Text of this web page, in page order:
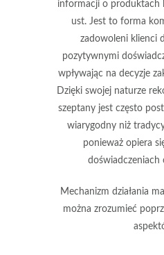
informacji o produktach
ust. Jest to forma
zadowoleni klienci
pozytywnymi
wpływając na decyzje
Dzięki swojej naturze
szeptany jest często
wiarygodny niż
ponieważ opiera
doświadczeniach
Mechanizm działania
można zrozumieć